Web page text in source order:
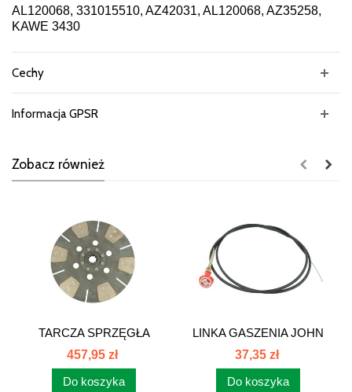
AL120068, 331015510, AZ42031, AL120068, AZ35258,
KAWE 3430
Cechy
Informacja GPSR
Zobacz również
TARCZA SPRZĘGŁA
JOHN DEERE...
457,95 zł
Do koszyka
LINKA GASZENIA JOHN
DEERE...
37,35 zł
Do koszyka